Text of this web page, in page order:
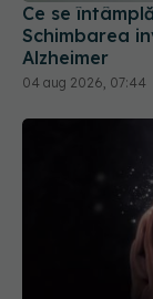
Ce se
Schimbarea
Alzheimer
04 aug 2026, 07:44